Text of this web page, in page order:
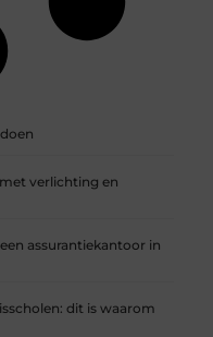
verlichting en
assurantiekantoor in
dit is waarom